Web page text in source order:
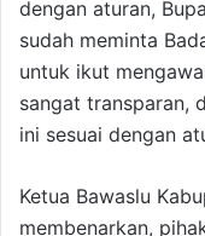
dengan aturan,
sudah meminta
untuk ikut
sangat transparan,
ini sesuai dengan
Ketua Bawaslu
membenarkan,